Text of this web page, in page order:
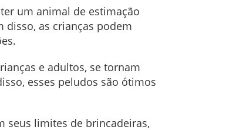
um animal de estimação
disso, as crianças podem
e adultos, se tornam
esses peludos são ótimos
seus limites de brincadeiras,